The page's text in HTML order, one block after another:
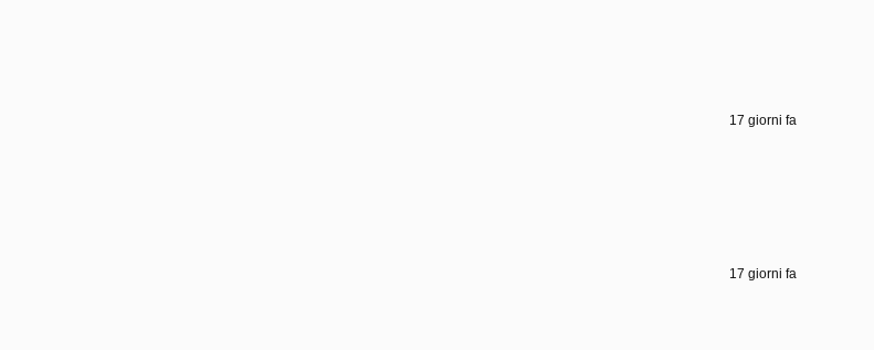
17 giorni fa
17 giorni fa